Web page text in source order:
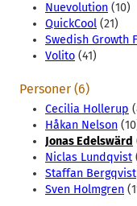
Nuevolution (10)
QuickCool (21)
Swedish Growth
Volito (41)
Personer (6)
Cecilia Hollerup
Håkan Nelson
Jonas Edelswärd
Niclas Lundqvist
Staffan Bergqvist
Sven Holmgren